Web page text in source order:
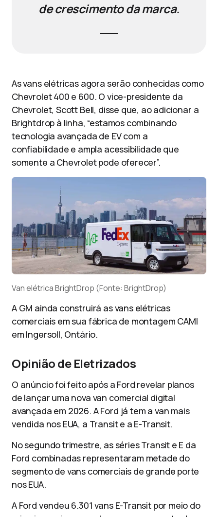
de crescimento da marca.
As vans elétricas agora serão conhecidas como
Chevrolet 400 e 600. O vice-presidente da
Chevrolet, Scott Bell, disse que, ao adicionar a
Brightdrop à linha, “estamos combinando
tecnologia avançada de EV com a
confiabilidade e ampla acessibilidade que
somente a Chevrolet pode oferecer”.
Van elétrica BrightDrop (Fonte: BrightDrop)
A GM ainda construirá as vans elétricas
comerciais em sua fábrica de montagem CAMI
em Ingersoll, Ontário.
Opinião de Eletrizados
O anúncio foi feito após a Ford revelar planos
de lançar uma nova van comercial digital
avançada em 2026. A Ford já tem a van mais
vendida nos EUA, a Transit e a E-Transit.
No segundo trimestre, as séries Transit e E da
Ford combinadas representaram metade do
segmento de vans comerciais de grande porte
nos EUA.
A Ford vendeu 6.301 vans E-Transit por meio do